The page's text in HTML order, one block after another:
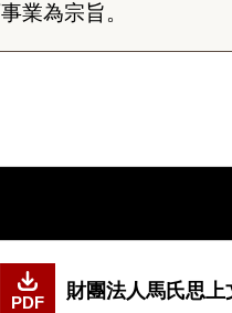
業為宗旨。
PDF
財團法人馬氏思